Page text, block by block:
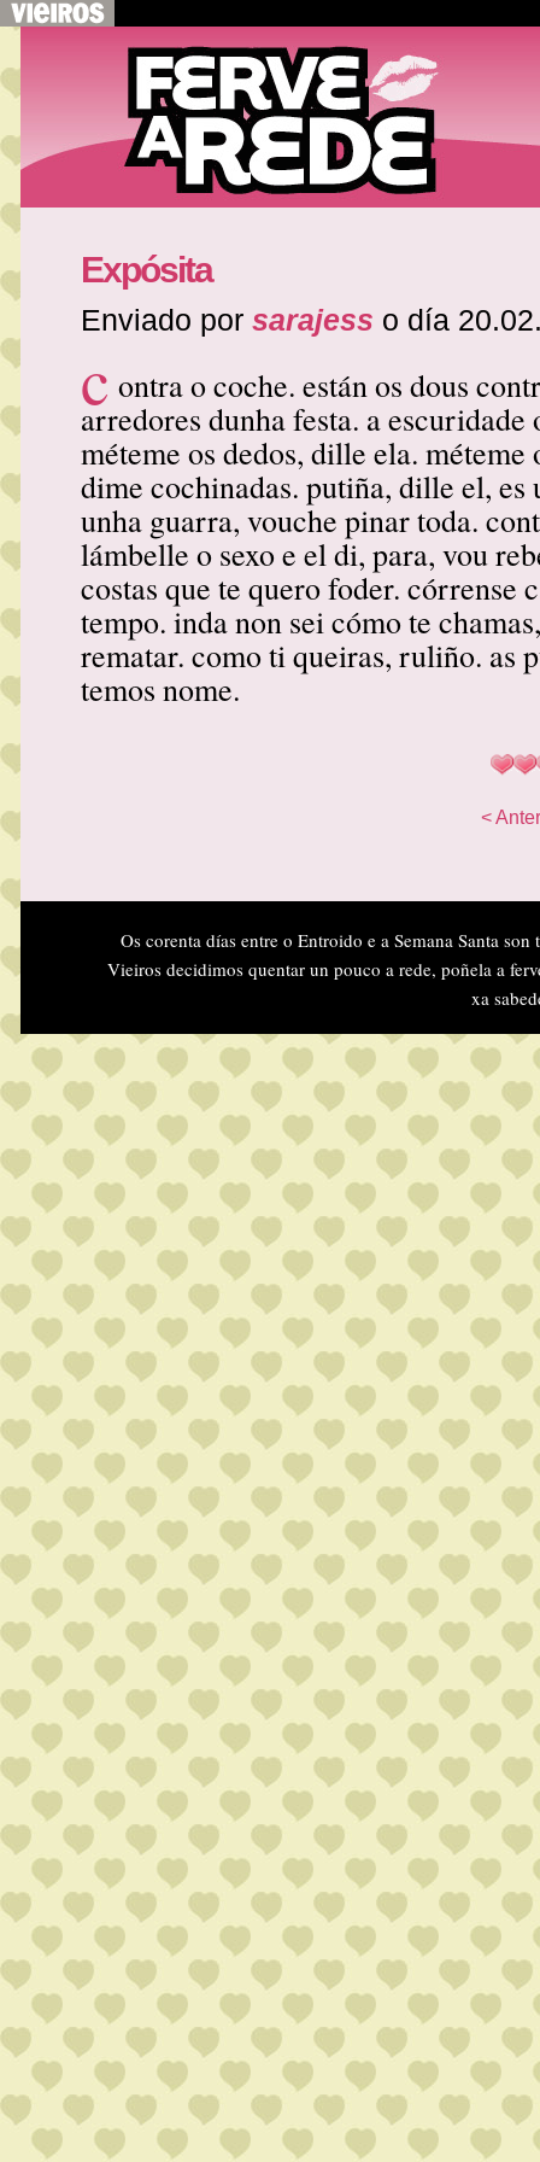
Expósita
Enviado por sarajess o día
c ontra o coche. están os dous
arredores dunha festa. a escuridade
méteme os dedos, dille ela. méteme
dime cochinadas. putiña, dille el, es
unha guarra, vouche pinar toda.
lámbelle o sexo e el di, para, vou
costas que te quero foder. córrense
tempo. inda non sei cómo te
rematar. como ti queiras, ruliño. as
temos nome.
<
Os corenta días entre o Entroido e a Semana Santa
Vieiros decidimos quentar un pouco a rede, poñela a
xa